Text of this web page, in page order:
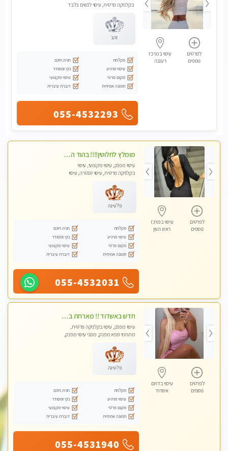
לפרטים
נוספים
עיסוי במרכז
רעננה
בקלניקה פרטית, עיסוי לנשים בלבד
זהב
מקלחת
חניה חינם
עיסוי מרגיע
נקי ומסודר
מקום פרטי
עיסוי מקצועי
תמונה אמיתית
דוברת עיברית
055-4532293
לפרטים
נוספים
עיסוי במרכז
ראש העין
מומלץ לחלוטין!!!! בהוד השרון מעסה מקצועית לעיסוי ברמה גבוהה VIP תתקשר .....
עיסוי מפנק, עיסוי מקצועי, עיסוי
בקלניקה פרטית, עיסוי טנטרה, עיסוי
פלטינה
מקלחת
חניה חינם
עיסוי מרגיע
נקי ומסודר
מקום פרטי
עיסוי מקצועי
תמונה אמיתית
דוברת עיברית
055-4532031
לפרטים
נוספים
עיסוי בדרום
אשדוד
חדש באשדוד !! מארחת בדירתי באופן פרטי ודיסקרטי מקום יפה מסודר נקי ואווירה נעימה יחס טוב בבית חםללא מין !!
עיסוי מפנק, עיסוי בקלניקה פרטית,
מתחמי ספא מפנק, מכוני עיסוי מפנק,
פלטינה
מקלחת
חניה חינם
עיסוי מרגיע
נקי ומסודר
מקום פרטי
עיסוי מקצועי
תמונה אמיתית
דוברת עיברית
055-4531940